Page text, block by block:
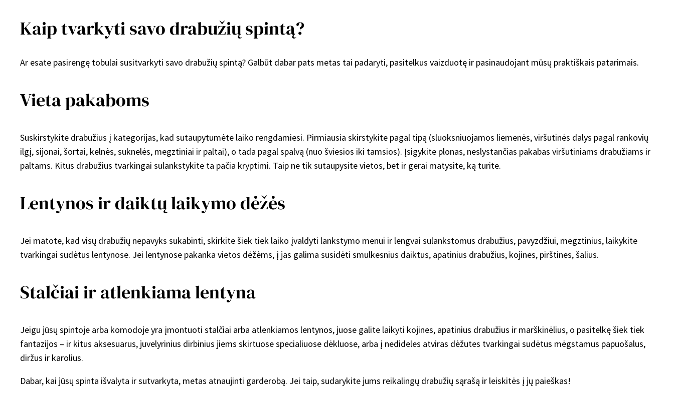
Kaip tvarkyti savo drabužių spintą?
Ar esate pasirengę tobulai susitvarkyti savo drabužių spintą? Galbūt dabar pats metas tai padaryti, pasitelkus vaizduotę ir pasinaudojant mūsų praktiškais patarimais.
Vieta pakaboms
Suskirstykite drabužius į kategorijas, kad sutaupytumėte laiko rengdamiesi. Pirmiausia skirstykite pagal tipą (sluoksniuojamos liemenės, viršutinės dalys pagal rankovių
ilgį, sijonai, šortai, kelnės, suknelės, megztiniai ir paltai), o tada pagal spalvą (nuo šviesios iki tamsios). Įsigykite plonas, neslystančias pakabas viršutiniams drabužiams ir
paltams. Kitus drabužius tvarkingai sulankstykite ta pačia kryptimi. Taip ne tik sutaupysite vietos, bet ir gerai matysite, ką turite.
Lentynos ir daiktų laikymo dėžės
Jei matote, kad visų drabužių nepavyks sukabinti, skirkite šiek tiek laiko įvaldyti lankstymo menui ir lengvai sulankstomus drabužius, pavyzdžiui, megztinius, laikykite
tvarkingai sudėtus lentynose. Jei lentynose pakanka vietos dėžėms, į jas galima susidėti smulkesnius daiktus, apatinius drabužius, kojines, pirštines, šalius.
Stalčiai ir atlenkiama lentyna
Jeigu jūsų spintoje arba komodoje yra įmontuoti stalčiai arba atlenkiamos lentynos, juose galite laikyti kojines, apatinius drabužius ir marškinėlius, o pasitelkę šiek tiek
fantazijos – ir kitus aksesuarus, juvelyrinius dirbinius jiems skirtuose specialiuose dėkluose, arba į nedideles atviras dėžutes tvarkingai sudėtus mėgstamus papuošalus,
diržus ir karolius.
Dabar, kai jūsų spinta išvalyta ir sutvarkyta, metas atnaujinti garderobą. Jei taip, sudarykite jums reikalingų drabužių sąrašą ir leiskitės į jų paieškas!